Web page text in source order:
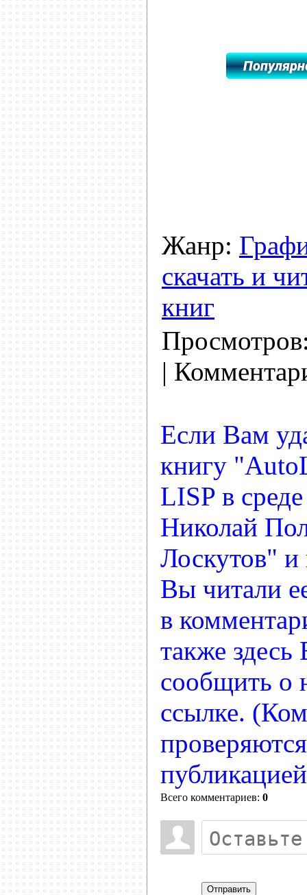
Жанр:
скачать и
книг
|
Если Вам
книгу
LISP в
Николай
Лоскутов" и
Вы читали
в
также
сообщить о
ссылке.
Всего комментариев: 0
Отправить